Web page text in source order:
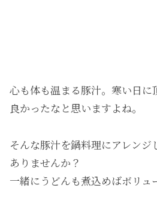
心も体も温まる豚汁。寒い日に
良かったなと思いますよね。
そんな豚汁を鍋料理にアレンジ
ありませんか？
一緒にうどんも煮込めばボリュ